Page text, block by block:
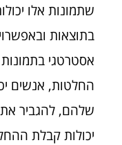
שתמונות אלו
בתוצאות
אסטרטגי
החלטות, אנשים
שלהם, להגביר
יכולות קבלת